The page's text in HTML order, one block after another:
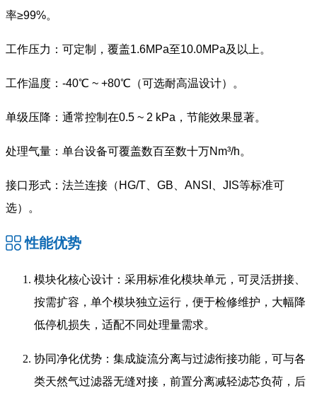
率≥99%。
工作压力：可定制，覆盖1.6MPa至10.0MPa及以上。
工作温度：-40℃ ~ +80℃（可选耐高温设计）。
单级压降：通常控制在0.5 ~ 2 kPa，节能效果显著。
处理气量：单台设备可覆盖数百至数十万Nm³/h。
接口形式：法兰连接（HG/T、GB、ANSI、JIS等标准可
选）。
性能优势
模块化核心设计：采用标准化模块单元，可灵活拼接、
按需扩容，单个模块独立运行，便于检修维护，大幅降
低停机损失，适配不同处理量需求。
协同净化优势：集成旋流分离与过滤衔接功能，可与各
类天然气过滤器无缝对接，前置分离减轻滤芯负荷，后